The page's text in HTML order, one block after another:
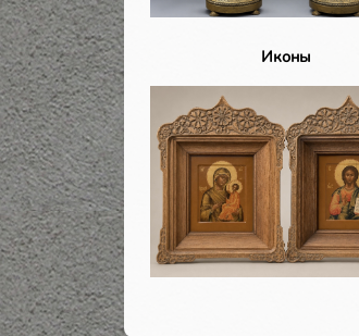
Иконы